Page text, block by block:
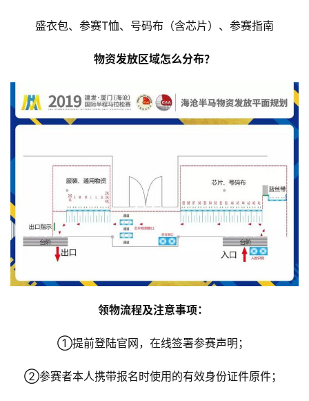
盛衣包、参赛T恤、号码布（含芯片）、参赛指南
物资发放区域怎么分布？
领物流程及注意事项：
①提前登陆官网，在线签署参赛声明；
②参赛者本人携带报名时使用的有效身份证件原件；